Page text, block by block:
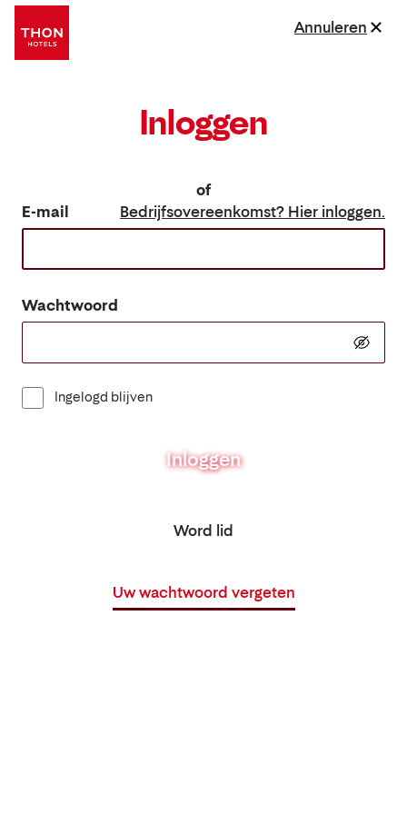
Inloggen
of
E-mail
Bedrijfsovereenkomst? Hier inloggen.
Wachtwoord
Ingelogd blijven
Inloggen
Word lid
Uw wachtwoord vergeten
Annuleren